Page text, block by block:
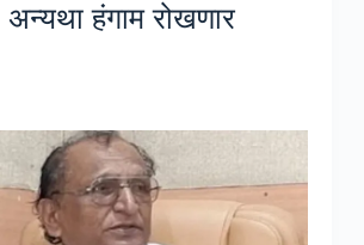
हंगाम रोखणार